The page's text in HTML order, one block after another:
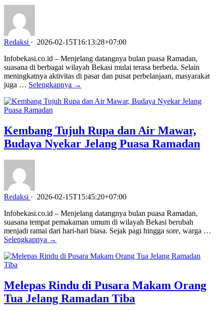
Redaksi · 2026-02-15T16:13:28+07:00
Infobekasi.co.id – Menjelang datangnya bulan puasa Ramadan,
suasana di berbagai wilayah Bekasi mulai terasa berbeda. Selain
meningkatnya aktivitas di pasar dan pusat perbelanjaan, masyarakat
juga … Selengkapnya →
Kembang Tujuh Rupa dan Air Mawar,
Budaya Nyekar Jelang Puasa Ramadan
Redaksi · 2026-02-15T15:45:20+07:00
Infobekasi.co.id – Menjelang datangnya bulan puasa Ramadan,
suasana tempat pemakaman umum di wilayah Bekasi berubah
menjadi ramai dari hari-hari biasa. Sejak pagi hingga sore, warga …
Selengkapnya →
Melepas Rindu di Pusara Makam Orang
Tua Jelang Ramadan Tiba